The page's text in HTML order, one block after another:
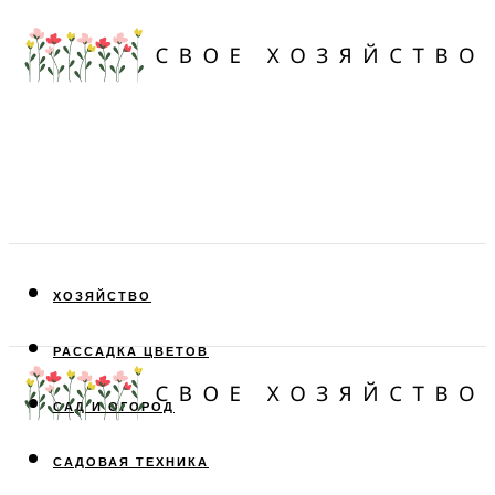
ХОЗЯЙСТВО
РАССАДКА ЦВЕТОВ
САД И ОГОРОД
САДОВАЯ ТЕХНИКА